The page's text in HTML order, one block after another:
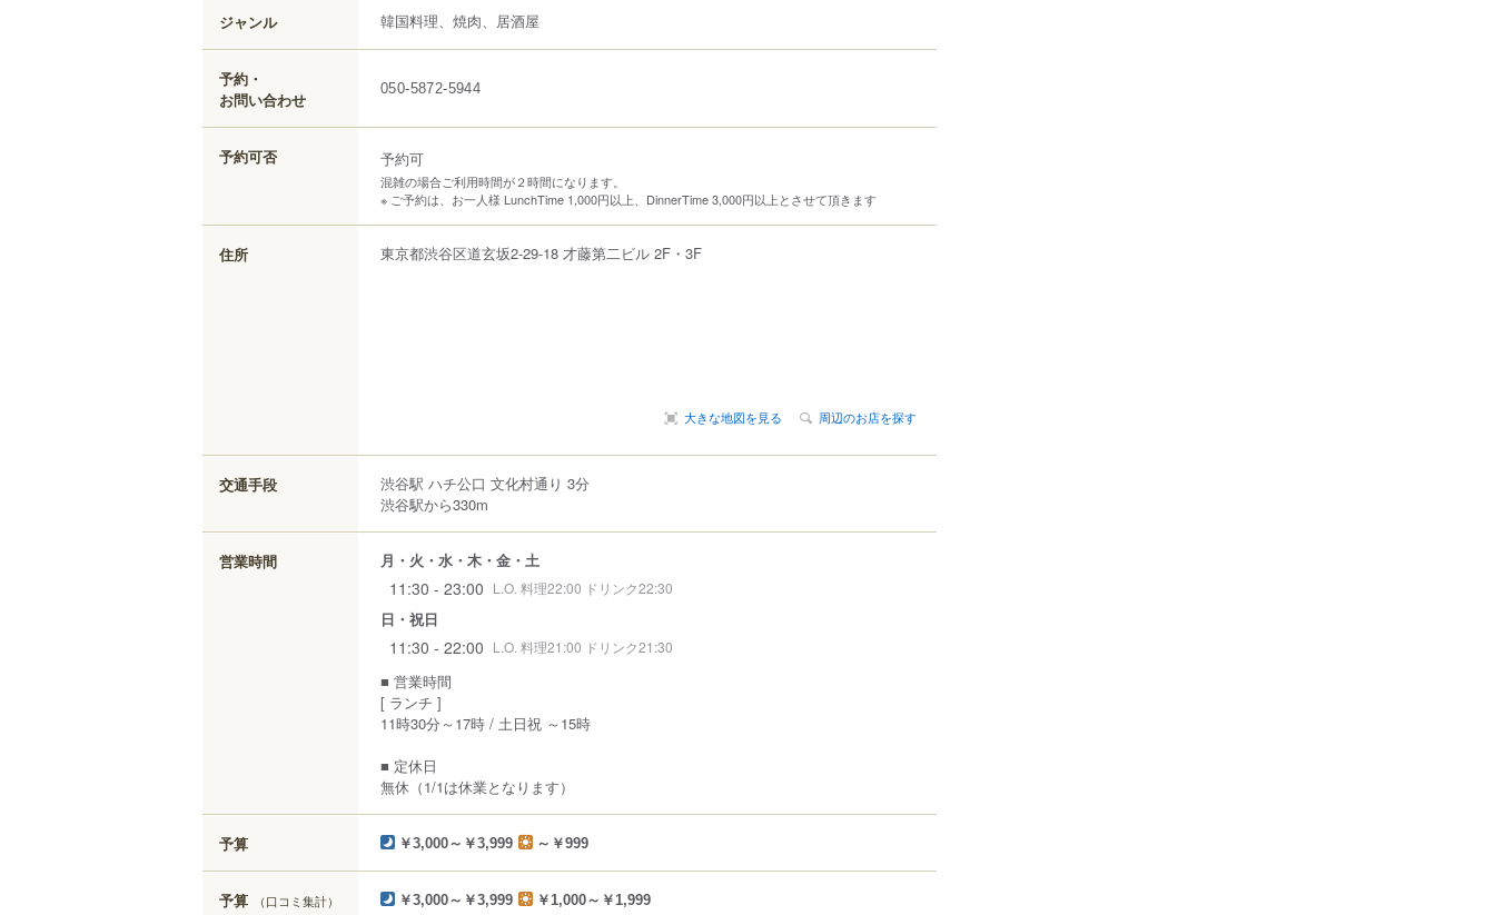
ジャンル 韓国料理、焼肉、居酒屋
予約・
お問い合わせ
050-5872-5944
予約可否 予約可
混雑の場合ご利用時間が２時間になります。
※ ご予約は、お一人様 LunchTime 1,000円以上、DinnerTime 3,000円以上とさせて頂きます
住所 東京都渋谷区道玄坂2-29-18 才藤第二ビル 2F・3F
大きな地図を見る 周辺のお店を探す
交通手段
渋谷駅 ハチ公口 文化村通り 3分
渋谷駅から330m
営業時間 月・火・水・木・金・土
11:30 - 23:00 L.O. 料理22:00 ドリンク22:30
日・祝日
11:30 - 22:00 L.O. 料理21:00 ドリンク21:30
■ 営業時間
[ ランチ ]
11時30分～17時 / 土日祝 ～15時
■ 定休日
無休（1/1は休業となります）
予算 ￥3,000～￥3,999 ～￥999
予算 （口コミ集計） ￥3,000～￥3,999 ￥1,000～￥1,999